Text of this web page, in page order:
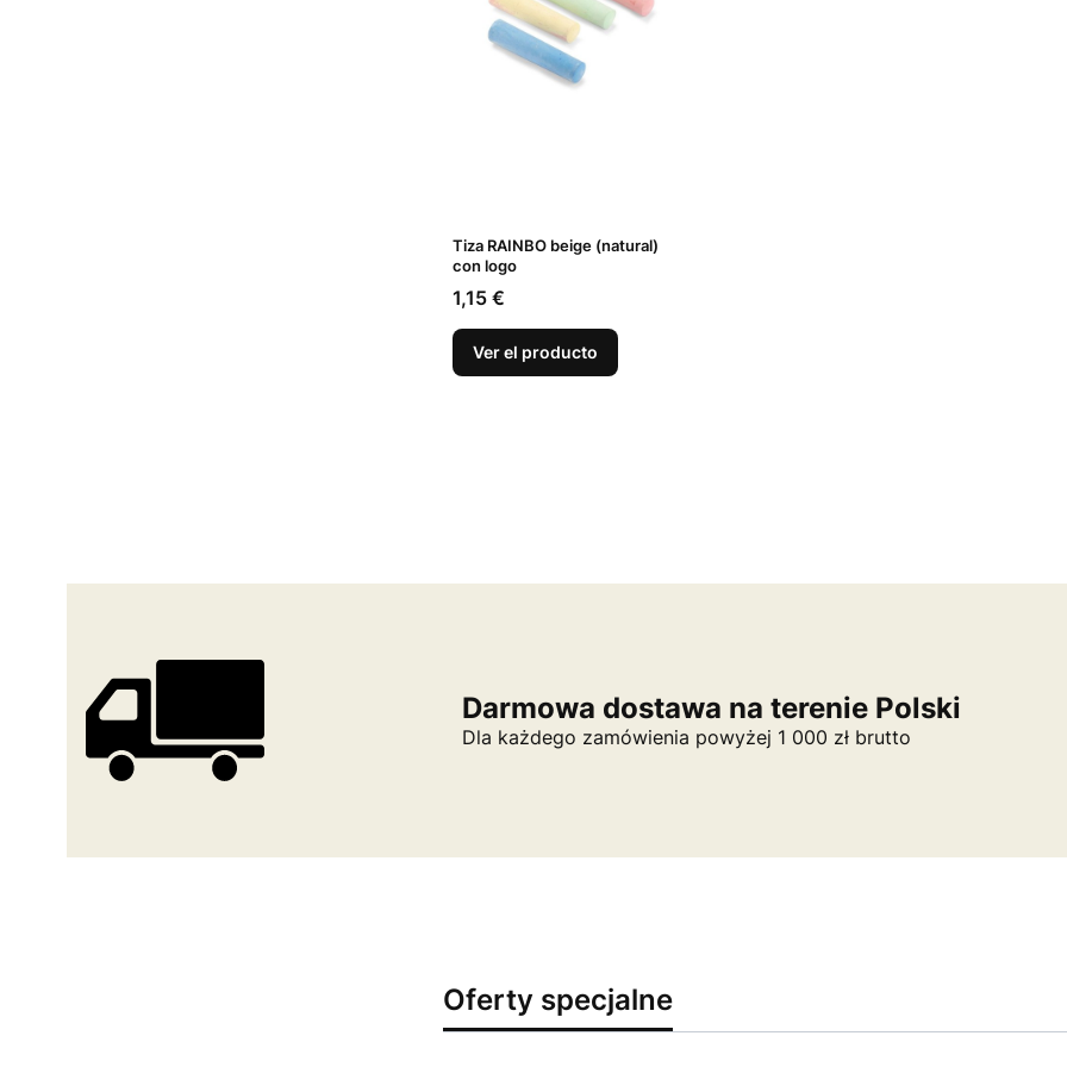
Tiza RAINBO beige (natural)
con logo
Precio
1,15 €
Ver el producto
Darmowa dostawa na terenie Polski
Dla każdego zamówienia powyżej 1 000 zł brutto
Oferty specjalne